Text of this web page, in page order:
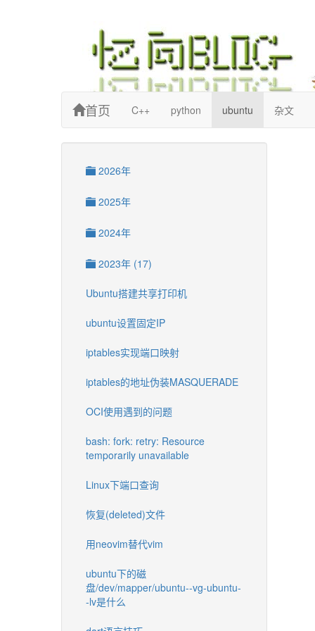
首页 C++ python ubuntu 杂文
2026年
2025年
2024年
2023年 (17)
Ubuntu搭建共享打印机
ubuntu设置固定IP
iptables实现端口映射
iptables的地址伪装MASQUERADE
OCI使用遇到的问题
bash: fork: retry: Resource
temporarily unavailable
Linux下端口查询
恢复(deleted)文件
用neovim替代vim
ubuntu下的磁
盘/dev/mapper/ubuntu--vg-ubuntu-
-lv是什么